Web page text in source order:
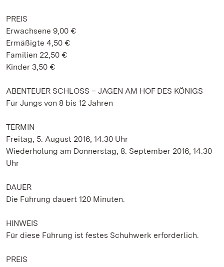
PREIS
Erwachsene 9,00 €
Ermäßigte 4,50 €
Familien 22,50 €
Kinder 3,50 €
ABENTEUER SCHLOSS – JAGEN AM HOF DES KÖNIGS
Für Jungs von 8 bis 12 Jahren
TERMIN
Freitag, 5. August 2016, 14.30 Uhr
Wiederholung am Donnerstag, 8. September 2016, 14.30
Uhr
DAUER
Die Führung dauert 120 Minuten.
HINWEIS
Für diese Führung ist festes Schuhwerk erforderlich.
PREIS